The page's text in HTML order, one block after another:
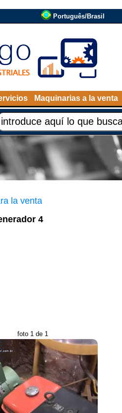
Português/Brasil
Maquinarias a la venta
la venta
4
foto 1 de 1